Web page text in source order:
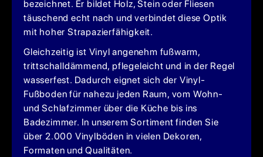
bezeichnet. Er bildet Holz, Stein oder Fliesen
täuschend echt nach und verbindet diese Optik
mit hoher Strapazierfähigkeit.
Gleichzeitig ist Vinyl angenehm fußwarm,
trittschalldämmend, pflegeleicht und in der Regel
wasserfest. Dadurch eignet sich der Vinyl-
Fußboden für nahezu jeden Raum, vom Wohn-
und Schlafzimmer über die Küche bis ins
Badezimmer. In unserem Sortiment finden Sie
über 2.000 Vinylböden in vielen Dekoren,
Formaten und Qualitäten.